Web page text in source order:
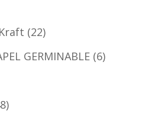
22
GERMINABLE 6